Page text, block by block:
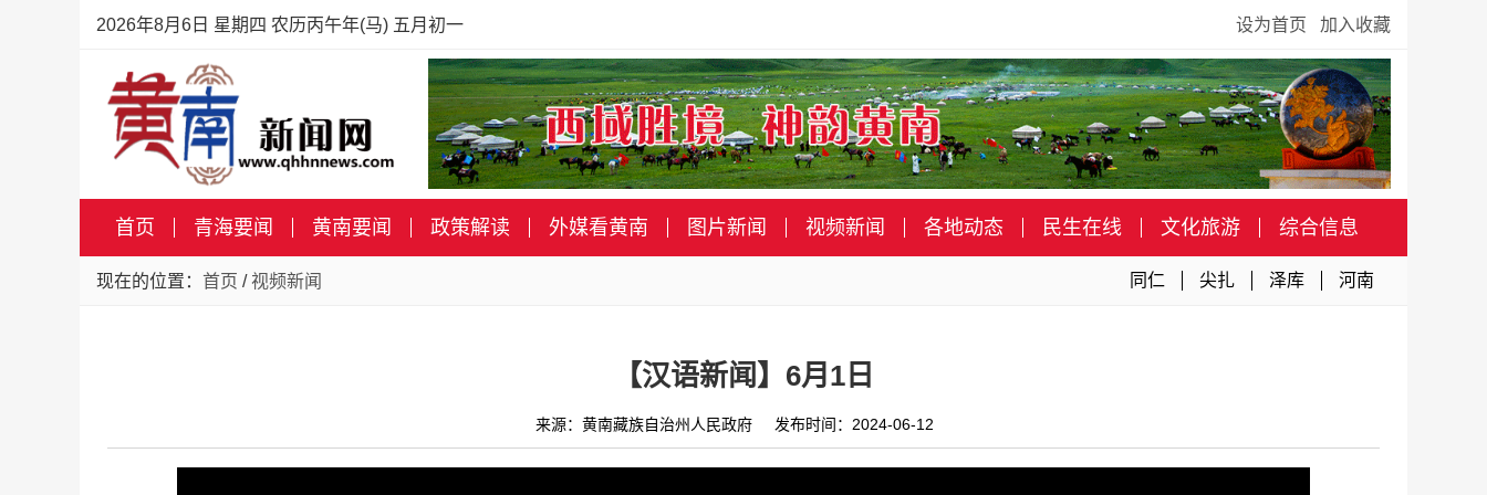
2026年8月6日 星期四 农历丙午年(马) 五月初一 设为首页 加入收藏
首页 青海要闻 黄南要闻 政策解读 外媒看黄南 图片新闻 视频新闻 各地动态 民生在线 文化旅游 综合信息
现在的位置： 首页 / 视频新闻 同仁 尖扎 泽库 河南
【汉语新闻】6月1日
来源：黄南藏族自治州人民政府 发布时间：2024-06-12